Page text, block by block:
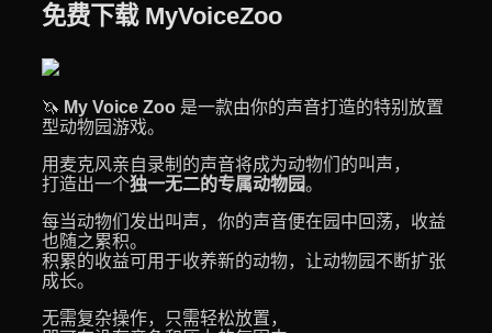
免费下载 MyVoiceZoo
🦄 My Voice Zoo 是一款由你的声音打造的特别放置
型动物园游戏。
用麦克风亲自录制的声音将成为动物们的叫声，
打造出一个独一无二的专属动物园。
每当动物们发出叫声，你的声音便在园中回荡，收益
也随之累积。
积累的收益可用于收养新的动物，让动物园不断扩张
成长。
无需复杂操作，只需轻松放置，